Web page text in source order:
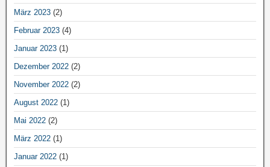
März 2023 (2)
Februar 2023 (4)
Januar 2023 (1)
Dezember 2022 (2)
November 2022 (2)
August 2022 (1)
Mai 2022 (2)
März 2022 (1)
Januar 2022 (1)